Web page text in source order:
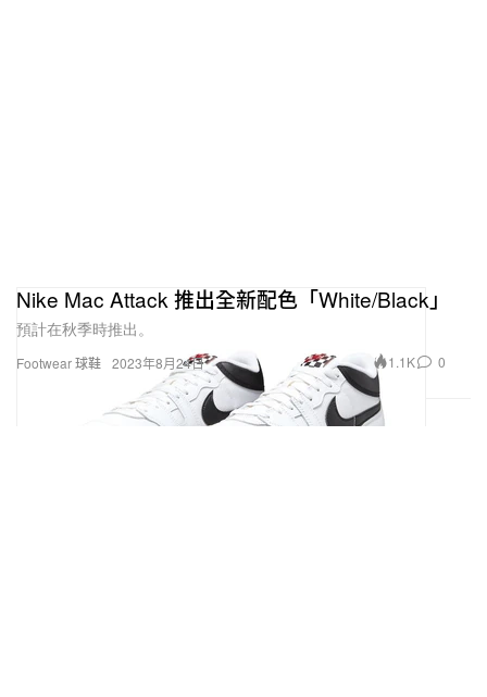
Footwear 球鞋
Nike Mac Attack 推出全新配色「White/Black」
預計在秋季時推出。
2023年8月24日 1.1K 0